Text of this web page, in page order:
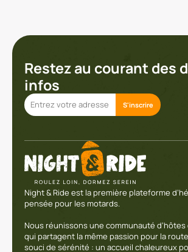
Restez au courant des
infos
S'inscrire
Night & Ride est la première plateforme
pensée pour les motards.
Nous réunissons une communauté
qui partagent la même passion pour la
souci de sérénité : un accueil chaleureux